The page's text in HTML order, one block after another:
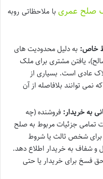
صلح عمری با ملاحظاتی روبه
خاص: به دلیل محدودیت های
یافتن مشتری برای ملک
عادی است. بسیاری از
نمی توانند بلافاصله از آن
به خریدار: فروشنده (چه
جزئیات مربوط به صلح
برای شخص ثالث یا شروط
و شفاف به خریدار اطلاع دهد.
فسخ برای خریدار یا حتی